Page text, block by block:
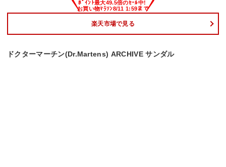
楽天市場で見る
ドクターマーチン(Dr.Martens) ARCHIVE サンダル